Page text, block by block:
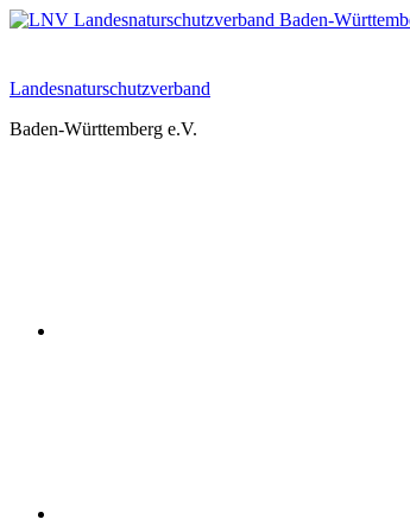
Zum
Landesnaturschutzverband
Baden-Württemberg e.V.